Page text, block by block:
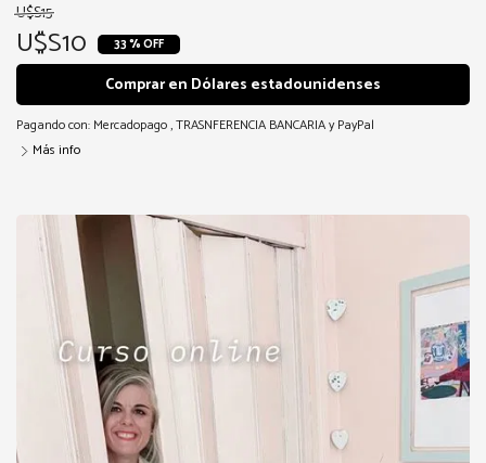
U$S15
U$S10 33 % OFF
Comprar en Dólares estadounidenses
Pagando con: Mercadopago,TRASNFERENCIA BANCARIAy PayPal
Más info